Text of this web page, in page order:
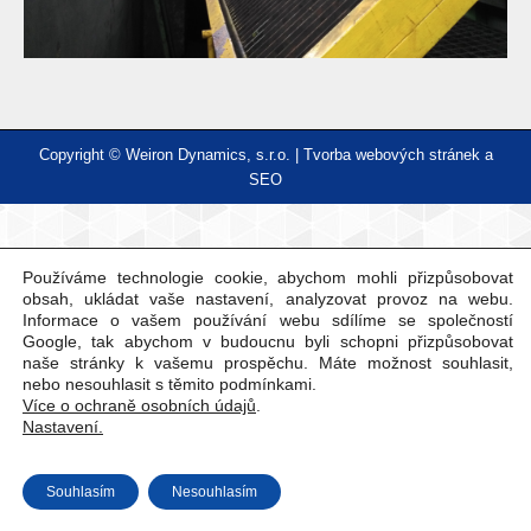
Copyright © Weiron Dynamics, s.r.o. | Tvorba webových stráneka
SEO
Používáme technologie cookie, abychom mohli přizpůsobovat
obsah, ukládat vaše nastavení, analyzovat provoz na webu.
Informace o vašem používání webu sdílíme se společností
Google, tak abychom v budoucnu byli schopni přizpůsobovat
naše stránky k vašemu prospěchu. Máte možnost souhlasit,
nebo nesouhlasit s těmito podmínkami.
Více o ochraně osobních údajů
Nastavení.
Souhlasím Nesouhlasím